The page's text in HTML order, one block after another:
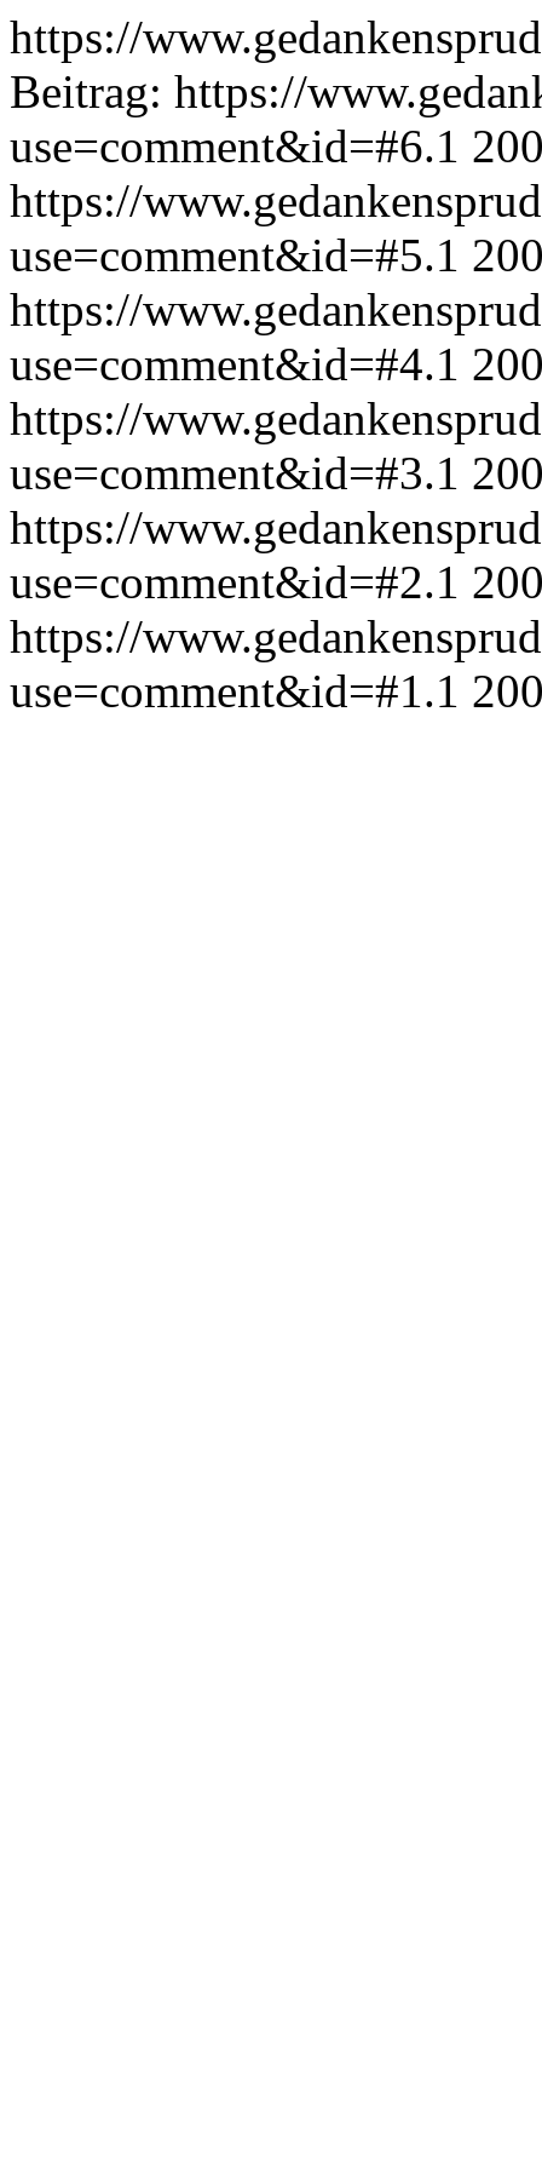
https://
Beitrag: https://
use=comment&id=#6.1
https://
use=comment&id=#5.1
https://
use=comment&id=#4.1
https://
use=comment&id=#3.1
https://
use=comment&id=#2.1
https://
use=comment&id=#1.1